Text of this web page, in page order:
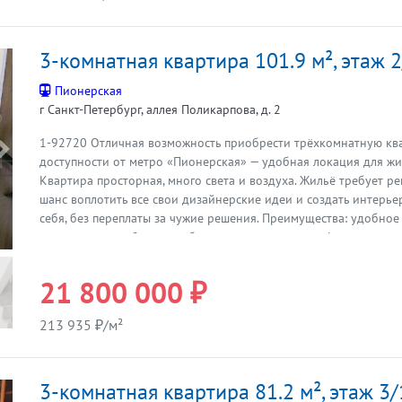
детскую зоны: Кухня-гостиная 23,3 м² наполнена светом, а
природой. Ваша мастер-спальня с гардеробной и просторной
пространство 22,2 м², где вы отдыхаете по-настоящему. Две
видом на тихий двор. Рядом — раздельный санузел с
полноразмерную ванну, несколько раковин и зону прачечной.
прихожая 6,9 м² — красивое лицо дома и место для удобного
Сделка Прямая продажа с полным сопровождением одного из
агентств Северо-Запада. Покажем квартиру в удобное вам
онлайн-показ. Звоните!
Предыдущая
3-комнатная квартира 101.9 м², этаж
Пионерская
г Санкт-Петербург, аллея Поликарпова, д. 2
1-92720 Отличная возможность приобрести трёхкомнатную
доступности от метро «Пионерская» — удобная локация для
Квартира просторная, много света и воздуха. Жильё требует
шанс воплотить все свои дизайнерские идеи и создать
себя, без переплаты за чужие решения. Преимущества:
рядом с метро - 2 минуты большая площадь и комфортная
так и для тех, кто ищет объект с потенциалом роста
года.
21 800 000 ₽
213 935 ₽/м²
3-комнатная квартира 81.2 м², этаж